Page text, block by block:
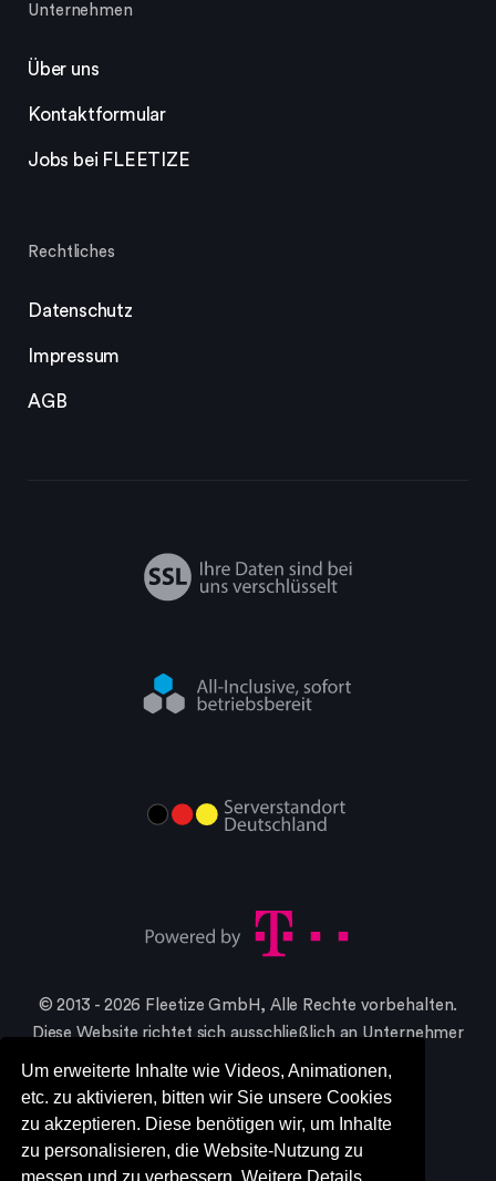
Um erweiterte Inhalte wie Videos, Animationen,
etc. zu aktivieren, bitten wir Sie unsere Cookies
zu akzeptieren. Diese benötigen wir, um Inhalte
zu personalisieren, die Website-Nutzung zu
messen und zu verbessern. Weitere Details
Unternehmen
Über uns
Kontaktformular
Jobs bei FLEETIZE
Rechtliches
Datenschutz
Impressum
AGB
© 2013 - 2026 Fleetize GmbH, Alle Rechte vorbehalten.
Diese Website richtet sich ausschließlich an Unternehmer
im Sinne §14 BGB
* Alle Preise in netto, zzgl. gesetzlicher MwSt.